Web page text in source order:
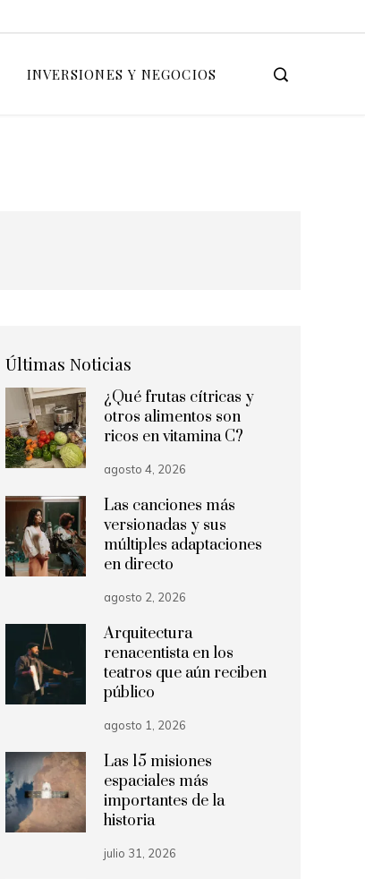
INVERSIONES Y NEGOCIOS
Últimas Noticias
¿Qué frutas cítricas y
otros alimentos son
ricos en vitamina C?
agosto 4, 2026
Las canciones más
versionadas y sus
múltiples adaptaciones
en directo
agosto 2, 2026
Arquitectura
renacentista en los
teatros que aún reciben
público
agosto 1, 2026
Las 15 misiones
espaciales más
importantes de la
historia
julio 31, 2026